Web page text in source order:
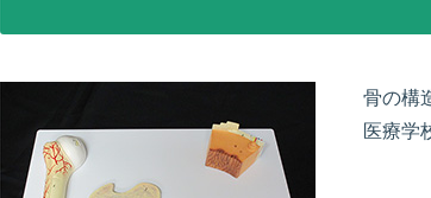
骨の構
医療学